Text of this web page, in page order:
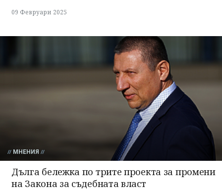
09 Февруари 2025
МНЕНИЯ
Дълга бележка по трите проекта за промени
на Закона за съдебната власт